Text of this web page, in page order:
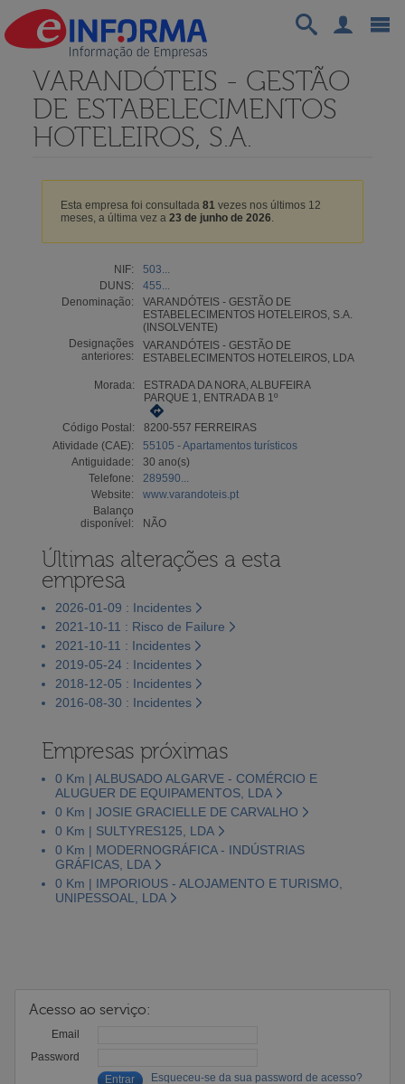
VARANDÓTEIS - GESTÃO
DE ESTABELECIMENTOS
HOTELEIROS, S.A.
Esta empresa foi consultada 81vezes nos últimos 12
meses, a última vez a 23 de junho de 2026.
NIF:
503...
DUNS:
455...
Denominação:
VARANDÓTEIS - GESTÃO DE
ESTABELECIMENTOS HOTELEIROS, S.A.
(INSOLVENTE)
Designações
anteriores:
VARANDÓTEIS - GESTÃO DE
ESTABELECIMENTOS HOTELEIROS, LDA
Morada:
ESTRADA DA NORA, ALBUFEIRA
PARQUE 1, ENTRADA B 1º
Código Postal:
8200-557 FERREIRAS
Atividade (CAE):
55105 - Apartamentos turísticos
Antiguidade:
30 ano(s)
Telefone:
289590...
Website:
www.varandoteis.pt
Balanço
disponível:
NÃO
Últimas alterações a esta
empresa
2026-01-09 : Incidentes
2021-10-11 : Risco de Failure
2021-10-11 : Incidentes
2019-05-24 : Incidentes
2018-12-05 : Incidentes
2016-08-30 : Incidentes
Empresas próximas
0 Km | ALBUSADO ALGARVE - COMÉRCIO E
ALUGUER DE EQUIPAMENTOS, LDA
0 Km | JOSIE GRACIELLE DE CARVALHO
0 Km | SULTYRES125, LDA
0 Km | MODERNOGRÁFICA - INDÚSTRIAS
GRÁFICAS, LDA
0 Km | IMPORIOUS - ALOJAMENTO E TURISMO,
UNIPESSOAL, LDA
Acesso ao serviço:
Email
Password
Esqueceu-se da sua password de acesso?